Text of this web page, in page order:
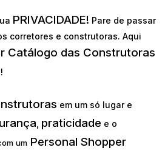
PRIVACIDADE! Pare de passar
corretores e construtoras. Aqui
Catálogo das Construtoras
!
em um só lugar e
praticidade e o
um Personal Shopper